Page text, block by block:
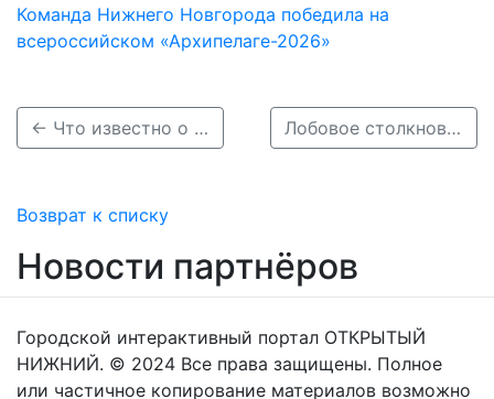
Команда Нижнего Новгорода победила на
всероссийском «Архипелаге-2026»
← Что известно о ДТП с автобусом около Зеленого города 24 октября Лобовое столкновение двух легковушек произошло в Сормове 23 октября →
Возврат к списку
Новости партнёров
Городской интерактивный портал ОТКРЫТЫЙ
НИЖНИЙ. © 2024 Все права защищены. Полное
или частичное копирование материалов возможно